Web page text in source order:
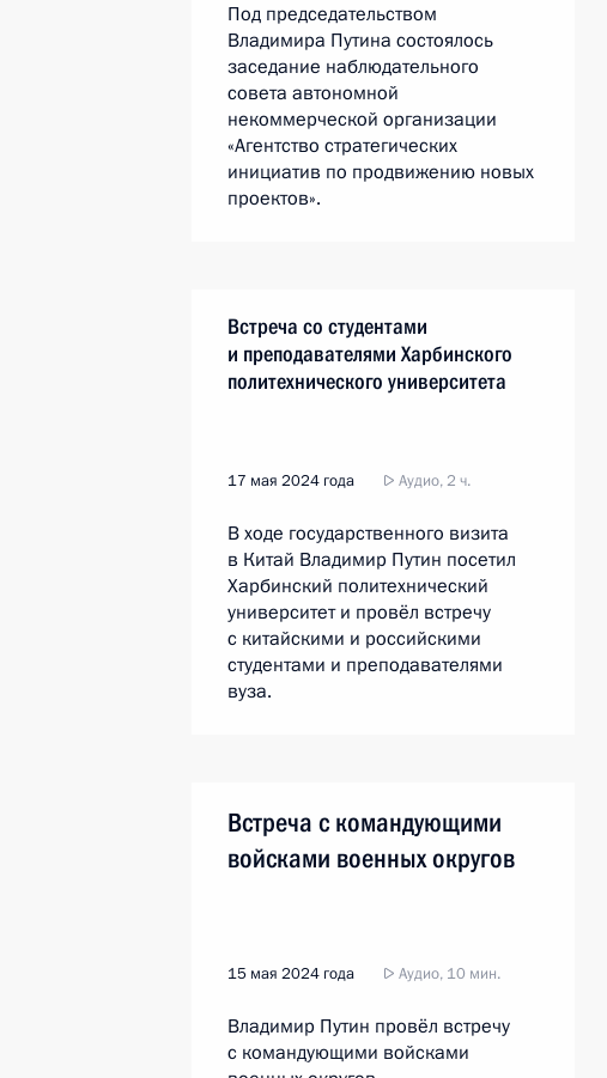
Под председательством
Владимира Путина состоялось
заседание наблюдательного
совета автономной
некоммерческой организации
«Агентство стратегических
инициатив по продвижению новых
проектов».
Встреча со студентами
и преподавателями Харбинского
политехнического университета
17 мая 2024 года Аудио, 2 ч.
В ходе государственного визита
в Китай Владимир Путин посетил
Харбинский политехнический
университет и провёл встречу
с китайскими и российскими
студентами и преподавателями
вуза.
Встреча с командующими
войсками военных округов
15 мая 2024 года Аудио, 10 мин.
Владимир Путин провёл встречу
с командующими войсками